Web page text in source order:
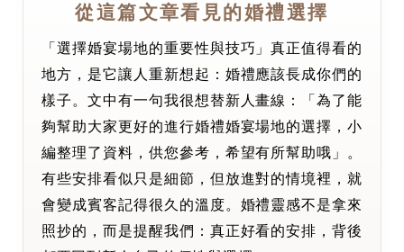
從這篇文章看見的婚禮選擇
「選擇婚宴場地的重要性與技巧」真正值得看的
地方，是它讓人重新想起：婚禮應該長成你們的
樣子。文中有一句我很想替新人畫線：「為了能
夠幫助大家更好的進行婚禮婚宴場地的選擇，小
編整理了資料，供您參考，希望有所幫助哦」。
有些安排看似只是細節，但放進對的情境裡，就
會變成賓客記得很久的溫度。婚禮靈感不是拿來
照抄的，而是提醒我們：真正好看的安排，背後